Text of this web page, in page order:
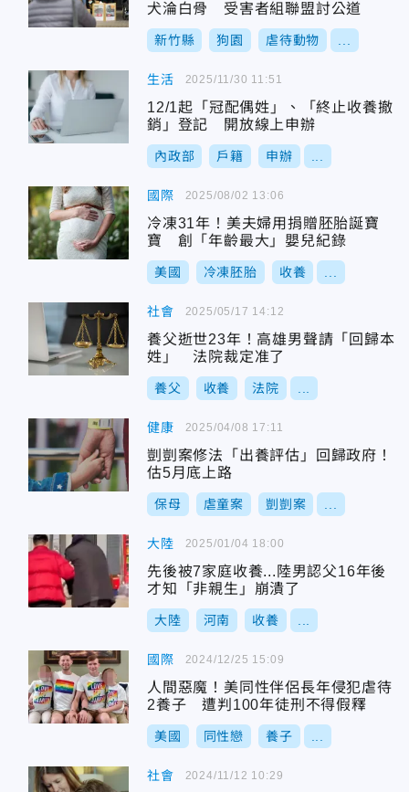
犬淪白骨 受害者組聯盟討公道
新竹縣 狗園 虐待動物
生活
12/1起「冠配偶姓」、「終止收養撤
銷」登記 開放線上申辦
內政部 戶籍 申辦
2025/11/30 11:51
國際
冷凍31年！美夫婦用捐贈胚胎誕寶
寶 創「年齡最大」嬰兒紀錄
美國 冷凍胚胎 收養
2025/08/02 13:06
社會
養父逝世23年！高雄男聲請「回歸本
姓」 法院裁定准了
養父 收養 法院
2025/05/17 14:12
健康
剴剴案修法「出養評估」回歸政府！
估5月底上路
保母 虐童案 剴剴案
2025/04/08 17:11
大陸
先後被7家庭收養...陸男認父16年後
才知「非親生」崩潰了
大陸 河南 收養
2025/01/04 18:00
國際
人間惡魔！美同性伴侶長年侵犯虐待
2養子 遭判100年徒刑不得假釋
美國 同性戀 養子
2024/12/25 15:09
社會 2024/11/12 10:29